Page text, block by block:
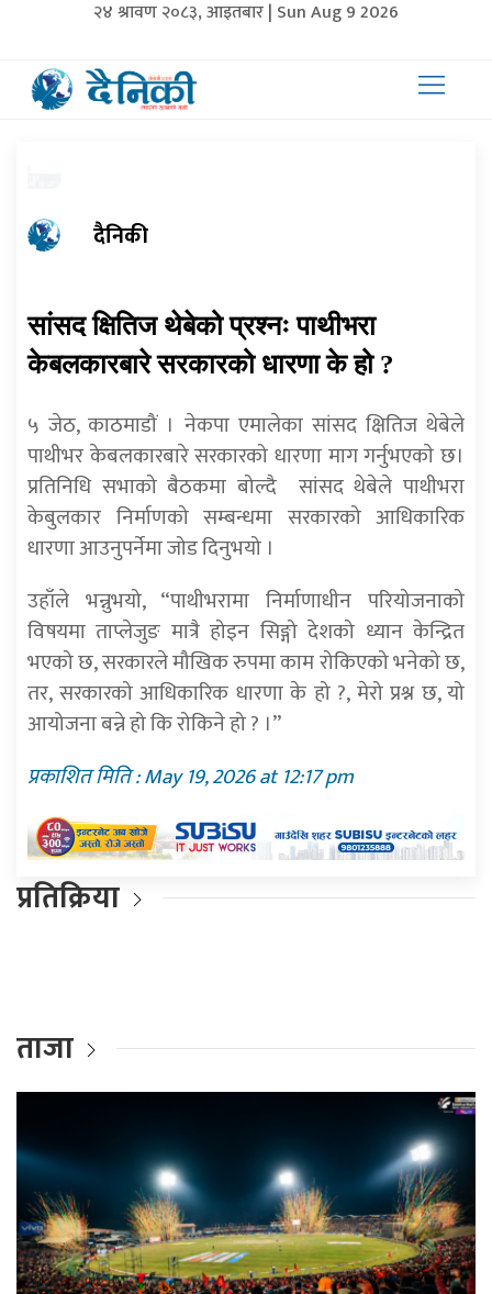
२४ श्रावण २०८३, आइतबार | Sun Aug 9 2026
दैनिकी
सांसद क्षितिज थेबेको प्रश्नः पाथीभरा
केबलकारबारे सरकारको धारणा के हो ?
५ जेठ, काठमाडौं । नेकपा एमालेका सांसद क्षितिज थेबेले
पाथीभर केबलकारबारे सरकारको धारणा माग गर्नुभएकाे छ।
प्रतिनिधि सभाको बैठकमा बोल्दै सांसद थेबेले पाथीभरा
केबुलकार निर्माणको सम्बन्धमा सरकारको आधिकारिक
धारणा आउनुपर्नेमा जोड दिनुभयो ।
उहाँले भन्नुभयो, “पाथीभरामा निर्माणाधीन परियोजनाको
विषयमा ताप्लेजुङ मात्रै होइन सिङ्गो देशको ध्यान केन्द्रित
भएको छ, सरकारले मौखिक रुपमा काम रोकिएको भनेको छ,
तर, सरकारको आधिकारिक धारणा के हो ?, मेरो प्रश्न छ, यो
आयोजना बन्ने हो कि रोकिने हो ? ।”
प्रकाशित मिति : May 19, 2026 at 12:17 pm
प्रतिक्रिया
ताजा